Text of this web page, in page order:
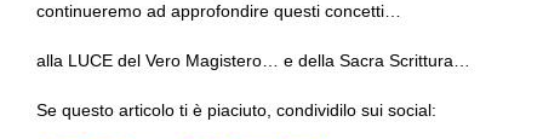
continueremo ad approfondire questi concetti…
alla LUCE del Vero Magistero… e della Sacra Scrittura…
Se questo articolo ti è piaciuto, condividilo sui social: